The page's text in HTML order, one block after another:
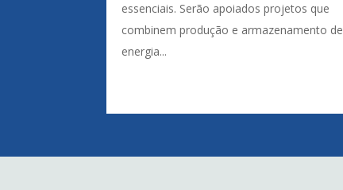
essenciais. Serão apoiados projetos que
combinem produção e armazenamento de
energia...